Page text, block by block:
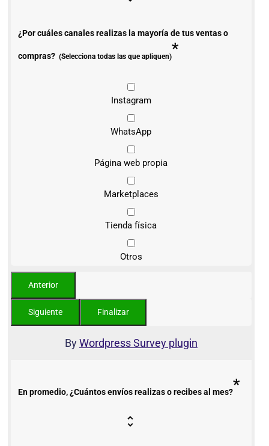
¿Por cuáles canales realizas la mayoría de tus ventas o
compras? (Selecciona todas las que apliquen)*
Instagram
WhatsApp
Página web propia
Marketplaces
Tienda física
Otros
ByWordpress Survey plugin
En promedio, ¿Cuántos envíos realizas o recibes al mes?*